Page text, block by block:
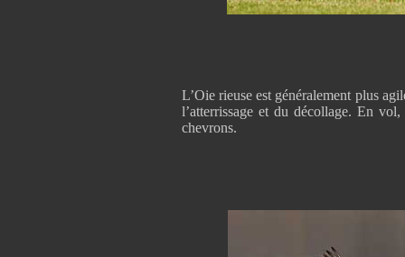
L’Oie rieuse est généralement plus
l’atterrissage et du décollage. En
chevrons.